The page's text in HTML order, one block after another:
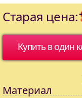
Старая цена:
Купить в один
Материал